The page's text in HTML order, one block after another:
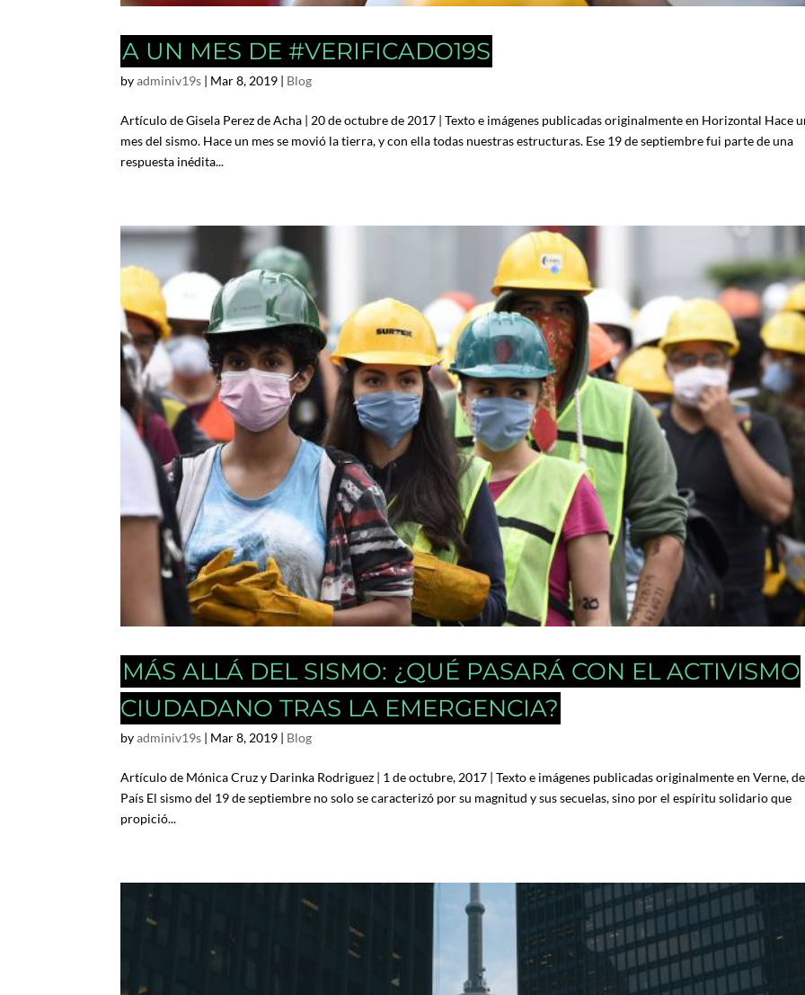
A UN MES DE #VERIFICADO19S
byadminiv19s | Mar 8, 2019 | Blog
Artículo de Gisela Perez de Acha | 20 de octubre de 2017 | Texto e imágenes publicadas originalmente en Horizontal Hace
mes del sismo. Hace un mes se movió la tierra, y con ella todas nuestras estructuras. Ese 19 de septiembre fui parte de una
respuesta inédita...
MÁS ALLÁ DEL SISMO: ¿QUÉ PASARÁ CON EL ACTIVISMO
CIUDADANO TRAS LA EMERGENCIA?
byadminiv19s | Mar 8, 2019 | Blog
Artículo de Mónica Cruz y Darinka Rodriguez | 1 de octubre, 2017 | Texto e imágenes publicadas originalmente en Verne,
País El sismo del 19 de septiembre no solo se caracterizó por su magnitud y sus secuelas, sino por el espíritu solidario que
propició...